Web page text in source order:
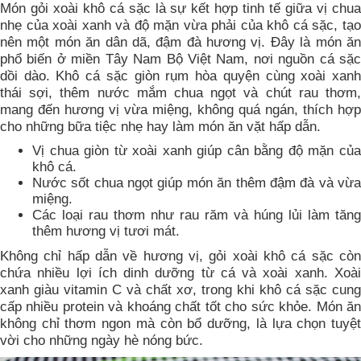
Món gỏi xoài khô cá sặc là sự kết hợp tinh tế giữa vị chua
nhẹ của xoài xanh và độ mặn vừa phải của khô cá sặc, tạo
nên một món ăn dân dã, đậm đà hương vị. Đây là món ăn
phổ biến ở miền Tây Nam Bộ Việt Nam, nơi nguồn cá sặc
dồi dào. Khô cá sặc giòn rụm hòa quyện cùng xoài xanh
thái sợi, thêm nước mắm chua ngọt và chút rau thơm,
mang đến hương vị vừa miệng, không quá ngán, thích hợp
cho những bữa tiệc nhẹ hay làm món ăn vặt hấp dẫn.
Vị chua giòn từ xoài xanh giúp cân bằng độ mặn của
khô cá.
Nước sốt chua ngọt giúp món ăn thêm đậm đà và vừa
miệng.
Các loại rau thơm như rau răm và húng lủi làm tăng
thêm hương vị tươi mát.
Không chỉ hấp dẫn về hương vị, gỏi xoài khô cá sặc còn
chứa nhiều lợi ích dinh dưỡng từ cá và xoài xanh. Xoài
xanh giàu vitamin C và chất xơ, trong khi khô cá sặc cung
cấp nhiều protein và khoáng chất tốt cho sức khỏe. Món ăn
không chỉ thơm ngon mà còn bổ dưỡng, là lựa chọn tuyệt
vời cho những ngày hè nóng bức.